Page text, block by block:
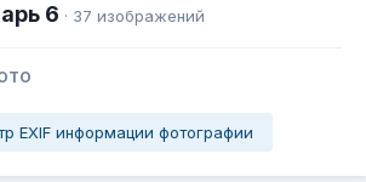
6 · 37 изображений
EXIF информации фотографии